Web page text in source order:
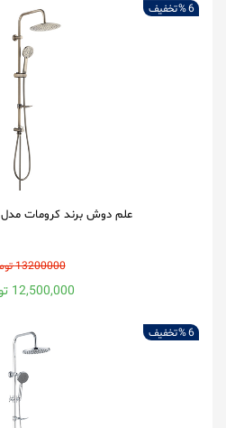
6 % تخفیف
علم دوش برند کرومات مدل 2842 کروم مات
13200000 تومان
12,500,000 تومان
6 % تخفیف